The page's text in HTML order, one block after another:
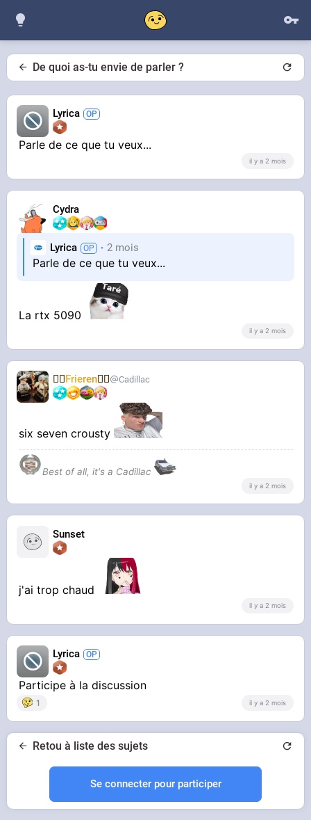
De quoi as-tu envie de parler ?
Lyrica
Parle de ce que tu veux...
il y a 2 mois
Cydra
Lyrica 2 mois
Parle de ce que tu veux...
La rtx 5090
il y a 2 mois
🧝‍♀️Frieren🧝‍♀️ Cadillac
six seven crousty
Best of all, it's a Cadillac
il y a 2 mois
Sunset
j'ai trop chaud
il y a 2 mois
Lyrica
Participe à la discussion
1 il y a 2 mois
Retou à liste des sujets
Se connecter pour participer